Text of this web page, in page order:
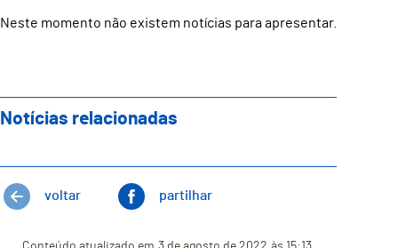
Neste momento não existem notícias para apresentar.
Notícias relacionadas
voltar partilhar